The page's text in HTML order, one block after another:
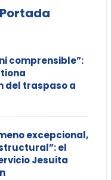
comprensible”:
del traspaso a
excepcional,
el
Jesuita